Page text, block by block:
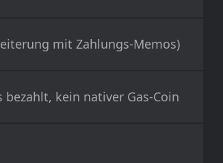
mit Zahlungs-Memos)
bezahlt, kein nativer Gas-Coin